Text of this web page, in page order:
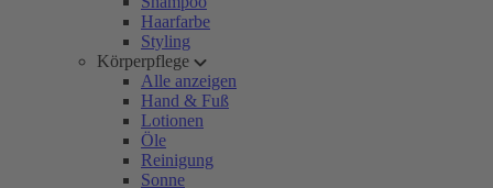
Haarfarbe
Styling
Körperpflege
Alle anzeigen
Hand & Fuß
Lotionen
Öle
Reinigung
Sonne